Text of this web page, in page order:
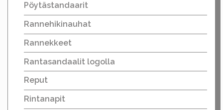
Pöytästandaarit
Rannehikinauhat
Rannekkeet
Rantasandaalit logolla
Reput
Rintanapit